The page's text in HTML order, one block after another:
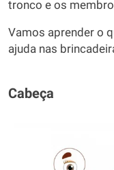
tronco e os
Vamos aprender o
ajuda nas
Cabeça